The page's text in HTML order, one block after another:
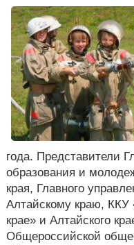
года. Представители
образования и
края, Главного
Алтайскому краю,
крае» и Алтайского
Общероссийской